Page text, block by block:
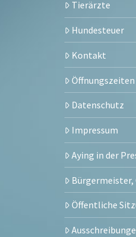
Tierärzte
Hundesteuer
Kontakt
Öffnungszeiten
Datenschutz
Impressum
Aying in der
Bürgermeister,
Öffentliche